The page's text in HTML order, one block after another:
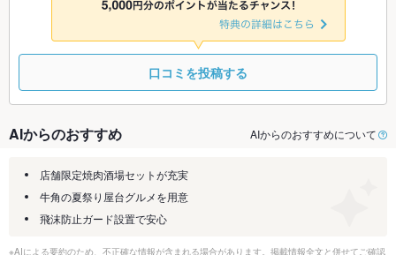
口コミを投稿する
AIからのおすすめ AIからのおすすめについて
店舗限定焼肉酒場セットが充実
牛角の夏祭り屋台グルメを用意
飛沫防止ガード設置で安心
※AIによる要約のため、不正確な情報が含まれる場合があります。掲載情報全文と併せてご確認